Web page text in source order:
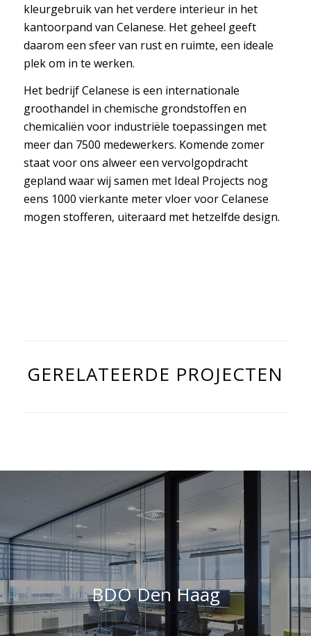
kleurgebruik van het verdere interieur in het
kantoorpand van Celanese. Het geheel geeft
daarom een sfeer van rust en ruimte, een ideale
plek om in te werken.
Het bedrijf Celanese is een internationale
groothandel in chemische grondstoffen en
chemicaliën voor industriële toepassingen met
meer dan 7500 medewerkers. Komende zomer
staat voor ons alweer een vervolgopdracht
gepland waar wij samen met Ideal Projects nog
eens 1000 vierkante meter vloer voor Celanese
mogen stofferen, uiteraard met hetzelfde design.
GERELATEERDE PROJECTEN
BDO Den Haag